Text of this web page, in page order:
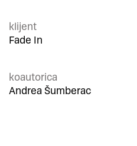
klijent
Fade In
koautorica
Andrea Šumberac